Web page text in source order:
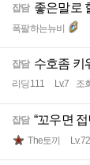
잡담 좋은말로
폭팔하는뉴비
잡담 수호좀 키
리딩111 Lv.7 조
잡담 “꼬우면
The토끼 Lv.72